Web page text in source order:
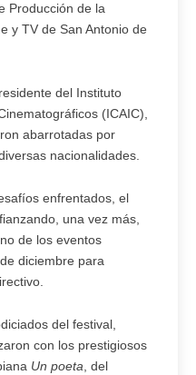
Producción de la
y TV de San Antonio de
del Instituto
(ICAIC),
abarrotadas por
nacionalidades.
enfrentados, el
una vez más,
de los eventos
diciembre para
del festival,
con los prestigiosos
Un poeta, del